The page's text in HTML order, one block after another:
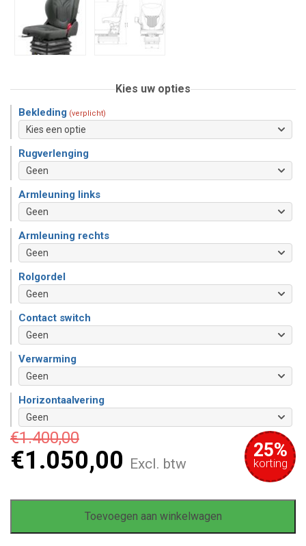
Kies uw opties
Bekleding (verplicht)
Rugverlenging
Armleuning links
Armleuning rechts
Rolgordel
Contact switch
Verwarming
Horizontaalvering
€1.400,00
€1.050,00 25%
korting
Excl. btw
Toevoegen aan winkelwagen